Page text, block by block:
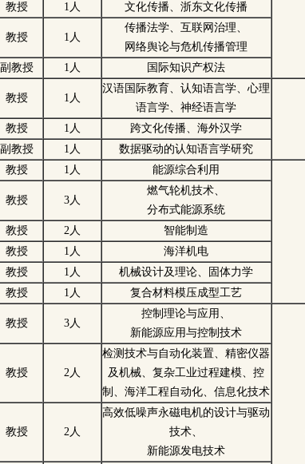
教授 1人 文化传播、浙东文化传播
教授 1人
传播法学、互联网治理、
网络舆论与危机传播管理
副教授 1人 国际知识产权法
教授 1人
汉语国际教育、认知语言学、心理
语言学、神经语言学
教授 1人
跨文化传播、海外汉学
副教授 1人 数据驱动的认知语言学研究
教授 1人 能源综合利用
教授 3人
燃气轮机技术、
分布式能源系统
教授 2人
智能制造
教授 1人
海洋机电
教授 1人
机械设计及理论、固体力学
教授 1人 复合材料模压成型工艺
教授 3人
控制理论与应用、
新能源应用与控制技术
教授 2人
检测技术与自动化装置、精密仪器
及机械、复杂工业过程建模、控
制、海洋工程自动化、信息化技术
教授 2人
高效低噪声永磁电机的设计与驱动
技术、
新能源发电技术